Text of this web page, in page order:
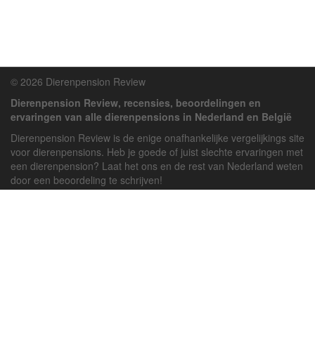
© 2026 Dierenpension Review
Dierenpension Review, recensies, beoordelingen en
ervaringen van alle dierenpensions in Nederland en België
Dierenpension Review is de enige onafhankelijke vergelijkings site
voor dierenpensions. Heb je goede of juist slechte ervaringen met
een dierenpension? Laat het ons en de rest van Nederland weten
door een beoordeling te schrijven!